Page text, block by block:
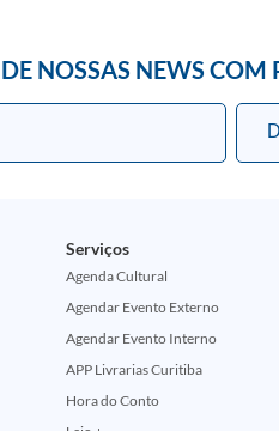
NOSSAS NEWS
Serviços
Agenda Cultural
Agendar Evento Externo
Agendar Evento Interno
APP Livrarias Curitiba
Hora do Conto